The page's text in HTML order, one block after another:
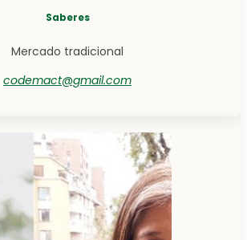
Saberes
Mercado tradicional
codemact@gmail.com